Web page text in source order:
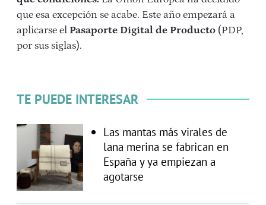
que esa excepción se acabe. Este año empezará a
aplicarse el Pasaporte Digital de Producto (PDP,
por sus siglas).
TE PUEDE INTERESAR
Las mantas más virales de
lana merina se fabrican en
España y ya empiezan a
agotarse